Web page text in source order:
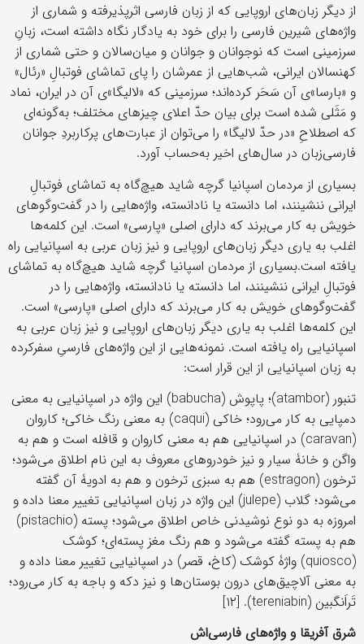
از دیگر زبان‌های اروپایی که از زبان فارسی اثرپذیرفته و شماری از
واژه‌های شیرین فارسی را برای خود به یادگار نگاه داشته است، زبانِ
سرزمینی است که نوجوانان و جوانان و میان‌سالان و حتی شماری از
کهنسالان ایرانی، شب‌هایی از عمرشان را پای تماشای فوتبالِ «رئال»
و «بارسا»ی آن سَحَر کرده‌اند؛ سرزمینی که «لالیگا»ی آن در ایران، نماد
و مَثَلی شده است برای بیان حدّ اعلای چیزهای مختلف؛ به‌گونه‌ای
که اصطلاحِ «در حدّ لالیگا» را می‌توان از عبارت‌های پرکاربردِ جوانان
فارسی‌زبان در سال‌های اخیر به‌حساب آورد.
بسیاری از مردمان اسپانیا گرچه شاید هیچ‌گاه به تماشای فوتبالِ
ایرانی ننشینند، اما دانسته یا نادانسته، واژه‌هایی را در گفت‌وگوهای
خویش به کار می‌برند که دارای اصلی «پارسی» است. این کلمه‌ها
اغلب به یاری دیگر زبان‌های اروپایی و نیز زبان عربی به اسپانیایی راه
یافته است.بسیاری از مردمان اسپانیا گرچه شاید هیچ‌گاه به تماشای
فوتبالِ ایرانی ننشینند، اما دانسته یا نادانسته، واژه‌هایی را در
گفت‌وگوهای خویش به کار می‌برند که دارای اصلی «پارسی» است.
این کلمه‌ها اغلب به یاری دیگر زبان‌های اروپایی و نیز زبان عربی به
اسپانیایی راه یافته است. نمونه‌هایی از این واژه‌های فارسیِ سفرکرده
به زبان اسپانیایی از این قرار است:
تنبور (atambor)؛ پاپوش (babucha) این واژه در اسپانیایی به معنی
دمپایی به کار می‌رود؛ خاکی (caqui) به معنی رنگ خاکی؛ کاروان
(caravan) در اسپانیایی هم به معنی کاروان و قافله است و هم به
واگن و خانۀ سیار و نیز خودروهای معروف به این نام اطلاق می‌شود؛
ترخون (estragon) هم به سبزی ترخون و هم به ادویۀ آن گفته
می‌شود؛ گلاب (julepe) این واژه در زبان اسپانیایی تغییر معنا داده و
امروزه به دو نوع نوشیدنی خاص اطلاق می‌شود؛ پسته (pistachio)
هم به پسته گفته می‌شود و هم رنگ مغز پسته‌ای؛ کوشک
(quiosco) واژۀ کوشک (کاخ، قصر) در اسپانیایی تغییر معنا داده و
به معنی آلاچیق‌های درون بوستان‌ها و نیز دکه و باجه به کار می‌رود؛
تَراَنگبین (tereniabin). [۱۲]
شرق آفریقا و واژه‌های فارسی‌اش